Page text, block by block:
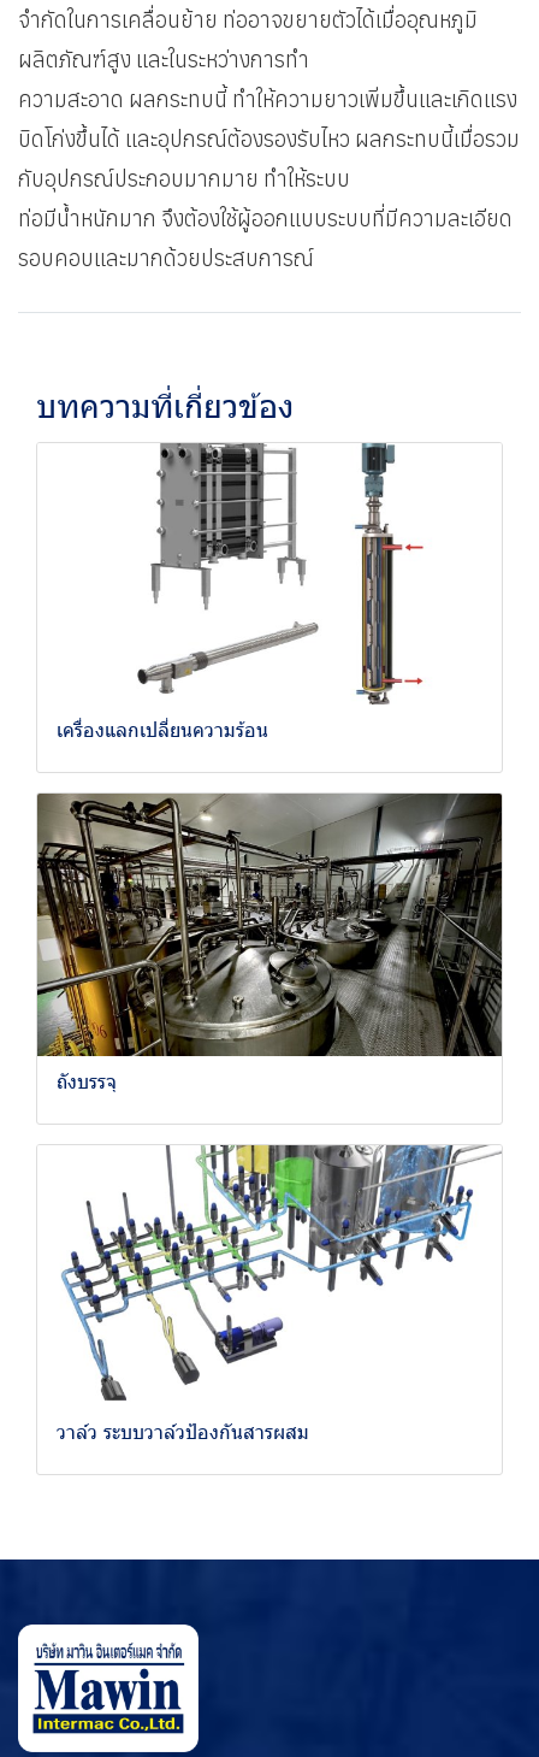
จำกัดในการเคลื่อนย้าย ท่ออาจขยายตัวได้เมื่ออุณหภูมิ
ผลิตภัณฑ์สูง และในระหว่างการทำ
ความสะอาด ผลกระทบนี้ ทำให้ความยาวเพิ่มขึ้นและเกิดแรง
บิดโก่งขึ้นได้ และอุปกรณ์ต้องรองรับไหว ผลกระทบนี้เมื่อรวม
กับอุปกรณ์ประกอบมากมาย ทำให้ระบบ
ท่อมีน้ำหนักมาก จึงต้องใช้ผู้ออกแบบระบบที่มีความละเอียด
รอบคอบและมากด้วยประสบการณ์
บทความที่เกี่ยวข้อง
เครื่องแลกเปลี่ยนความร้อน
ถังบรรจุ
วาล์ว ระบบวาล์วป้องกันสารผสม